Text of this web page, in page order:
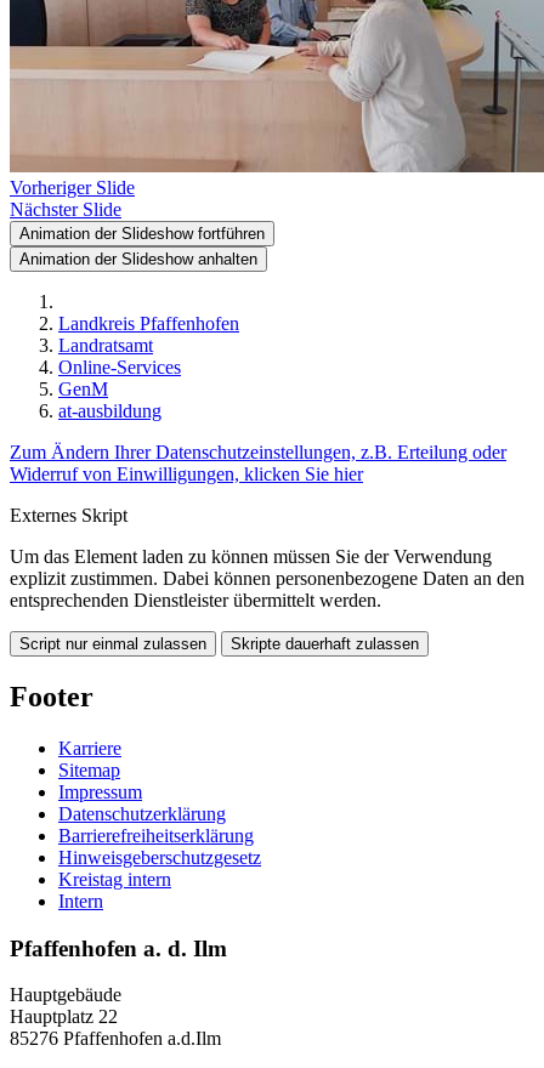
Vorheriger Slide
Nächster Slide
Animation der Slideshow fortführen
Animation der Slideshow anhalten
Landkreis Pfaffenhofen
Landratsamt
Online-Services
GenM
at-ausbildung
Zum Ändern Ihrer Datenschutzeinstellungen, z.B. Erteilung oder
Widerruf von Einwilligungen, klicken Sie hier
Externes Skript
Um das Element laden zu können müssen Sie der Verwendung
explizit zustimmen. Dabei können personenbezogene Daten an den
entsprechenden Dienstleister übermittelt werden.
Script nur einmal zulassen Skripte dauerhaft zulassen
Footer
Karriere
Sitemap
Impressum
Datenschutzerklärung
Barrierefreiheitserklärung
Hinweisgeberschutzgesetz
Kreistag intern
Intern
Pfaffenhofen a. d. Ilm
Hauptgebäude
Hauptplatz 22
85276 Pfaffenhofen a.d.Ilm